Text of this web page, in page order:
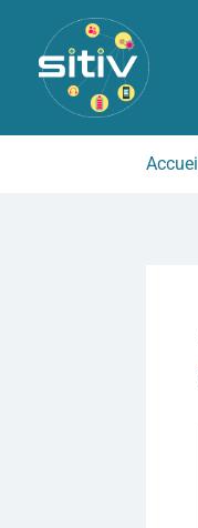
contenu
Accueil